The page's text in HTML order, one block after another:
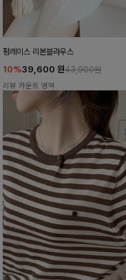
펌레이스 리본블라우스
10%39,600 원43,900원
리뷰 카운트 영역